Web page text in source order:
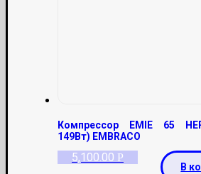
Компрессор EMIE 65
149Вт) EMBRACO
5,100.00 Р
В